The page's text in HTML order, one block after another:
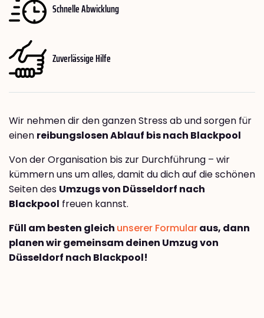
Schnelle Abwicklung
Zuverlässige Hilfe
Wir nehmen dir den ganzen Stress ab und sorgen für
einen reibungslosen Ablauf bis nach Blackpool
Von der Organisation bis zur Durchführung – wir
kümmern uns um alles, damit du dich auf die schönen
Seiten des Umzugs von Düsseldorf nach
Blackpool freuen kannst.
Füll am besten gleich unserer Formularaus, dann
planen wir gemeinsam deinen Umzug von
Düsseldorf nach Blackpool!